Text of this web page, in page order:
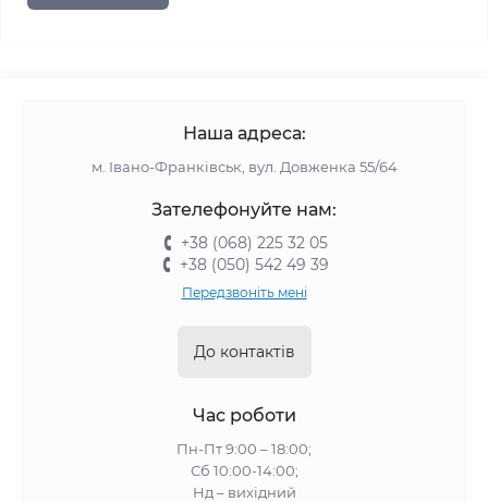
Наша адреса:
м. Івано-Франківськ, вул. Довженка 55/64
Зателефонуйте нам:
+38 (068) 225 32 05
+38 (050) 542 49 39
Передзвоніть мені
До контактів
Час роботи
Пн-Пт 9:00 – 18:00;
Сб 10:00-14:00;
Нд – вихідний